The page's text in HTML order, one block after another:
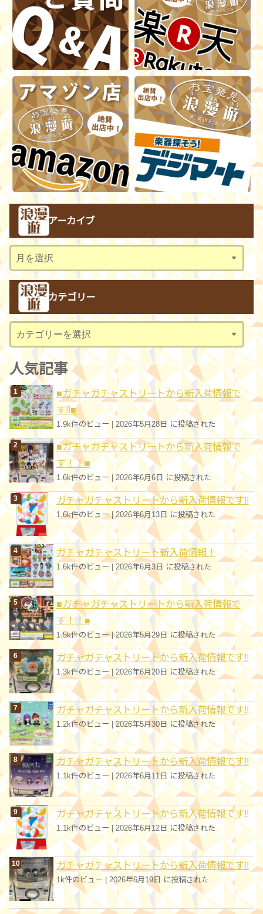
アーカイブ
ー
イ
ブ
カテゴリー
テ
ゴ
リ
ー
人気記事
■ガチャガチャストリートから新入荷情報で
す!!■
1.9k件のビュー |2026年5月28日 に投稿された
■ガチャガチャストリートから新入荷情報で
す！！■
1.6k件のビュー 2026年6月6日 に投稿された
ガチャガチャストリートから新入荷情報です!!
1.6k件のビュー|2026年6月13日 に投稿された
ガチャガチャストリート新入荷情報！
1.6k件のビュー| 2026年6月3日 に投稿された
■ガチャガチャストリートから新入荷情報で
す！！■
1.5k件のビュー|2026年5月29日 に投稿された
ガチャガチャストリートから新入荷情報です!!
1.3k件のビュー 2026年6月20日 に投稿された
ガチャガチャストリートから新入荷情報です!!
1.2k件のビュー|2026年5月30日 に投稿された
ガチャガチャストリートから新入荷情報です!!
1.1k件のビュー |2026年6月11日 に投稿された
ガチャガチャストリートから新入荷情報です!!
1.1k件のビュー | 2026年6月12日 に投稿された
ガチャガチャストリートから新入荷情報です!!
1k件のビュー |2026年6月19日 に投稿された